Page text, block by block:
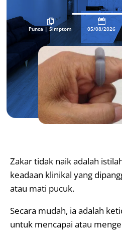

Punca |Simptom

05/08/2026
Zakar tidak naik adalah
keadaan klinikal yang
atau mati pucuk.
Secara mudah, ia adalah
untuk mencapai atau